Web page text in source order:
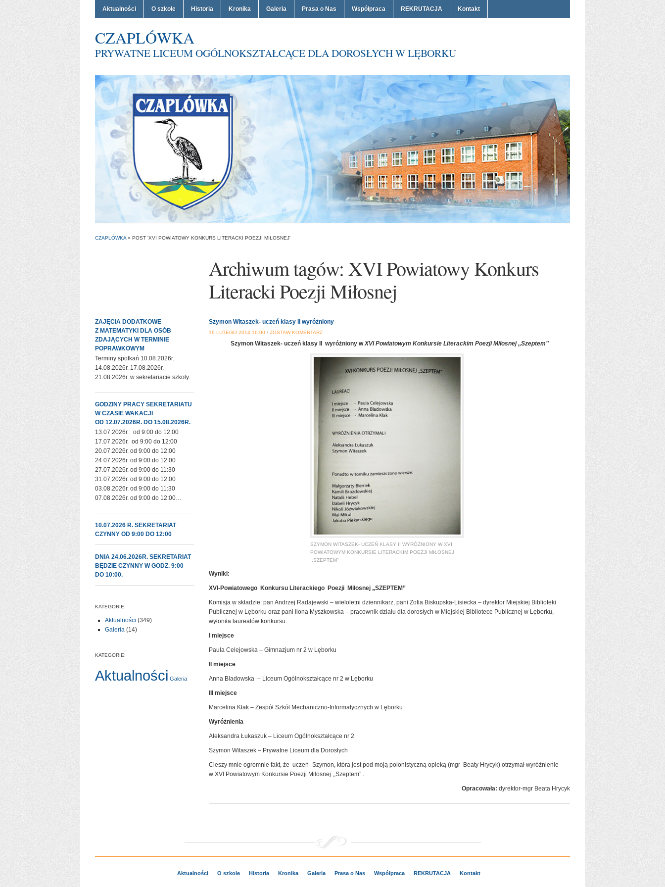
Aktualności O szkole Historia Kronika Galeria Prasa o Nas Współpraca REKRUTACJA Kontakt
CZAPLÓWKA
PRYWATNE LICEUM OGÓLNOKSZTAŁCĄCE DLA DOROSŁYCH W LĘBORKU
CZAPLÓWKA » POST 'XVI POWIATOWY KONKURS LITERACKI POEZJI MIŁOSNEJ'
Archiwum tagów: XVI Powiatowy Konkurs
Literacki Poezji Miłosnej
ZAJĘCIA DODATKOWE
Z MATEMATYKI DLA OSÓB
ZDAJĄCYCH W TERMINIE
POPRAWKOWYM
Terminy spotkań 10.08.2026r.
14.08.2026r. 17.08.2026r.
21.08.2026r. w sekretariacie szkoły.
GODZINY PRACY SEKRETARIATU
W CZASIE WAKACJI
OD 12.07.2026R. DO 15.08.2026R.
13.07.2026r. od 9:00 do 12:00
17.07.2026r. od 9:00 do 12:00
20.07.2026r. od 9:00 do 12:00
24.07.2026r. od 9:00 do 12:00
27.07.2026r. od 9:00 do 11:30
31.07.2026r. od 9:00 do 12:00
03.08.2026r. od 9:00 do 11:30
07.08.2026r. od 9:00 do 12:00…
10.07.2026 R. SEKRETARIAT
CZYNNY OD 9:00 DO 12:00
DNIA 24.06.2026R. SEKRETARIAT
BĘDZIE CZYNNY W GODZ. 9:00
DO 10:00.
KATEGORIE
Aktualności (349)
Galeria (14)
KATEGORIE:
Aktualności Galeria
Szymon Witaszek- uczeń klasy II wyróżniony
19 LUTEGO 2014 16:00 / ZOSTAW KOMENTARZ
Szymon Witaszek- uczeń klasy II wyróżniony wXVI Powiatowym Konkursie Literackim Poezji Miłosnej ,,Szeptem”
SZYMON WITASZEK- UCZEŃ KLASY II WYRÓŻNIONY W XVI
POWIATOWYM KONKURSIE LITERACKIM POEZJI MIŁOSNEJ
,,SZEPTEM”
Wyniki:
XVI-Powiatowego Konkursu Literackiego Poezji Miłosnej „SZEPTEM”
Komisja w składzie: pan Andrzej Radajewski – wieloletni dziennikarz, pani Zofia Biskupska-Lisiecka – dyrektor Miejskiej Biblioteki
Publicznej w Lęborku oraz pani Ilona Myszkowska – pracownik działu dla dorosłych w Miejskiej Bibliotece Publicznej w Lęborku,
wyłoniła laureatów konkursu:
I miejsce
Paula Celejowska – Gimnazjum nr 2 w Lęborku
II miejsce
Anna Bladowska – Liceum Ogólnokształcące nr 2 w Lęborku
III miejsce
Marcelina Kłak – Zespół Szkół Mechaniczno-Informatycznych w Lęborku
Wyróżnienia
Aleksandra Łukaszuk – Liceum Ogólnokształcące nr 2
Szymon Witaszek – Prywatne Liceum dla Dorosłych
Cieszy mnie ogromnie fakt, że uczeń- Szymon, która jest pod moją polonistyczną opieką (mgr Beaty Hrycyk) otrzymał wyróżnienie
w XVI Powiatowym Konkursie Poezji Miłosnej ,,Szeptem” .
Opracowała: dyrektor-mgr Beata Hrycyk
Aktualności O szkole Historia Kronika Galeria Prasa o Nas Współpraca REKRUTACJA Kontakt